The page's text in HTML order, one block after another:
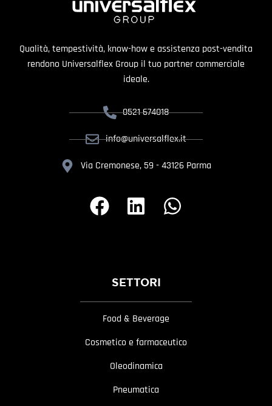
Qualità, tempestività, know-how e assistenza post-vendita
rendono Universalflex Group il tuo partner commerciale
ideale.
0521 674018
info@universalflex.it
Via Cremonese, 59 - 43126 Parma
SETTORI
Food & Beverage
Cosmetico e farmaceutico
Oleodinamica
Pneumatica